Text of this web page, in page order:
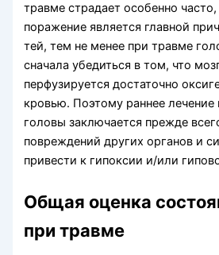
травме страдает особенно
поражение является главной
тей, тем не менее при травме
сначала убедиться в том, что
перфузируется достаточно
кровью. Поэтому раннее
голо­вы заключается прежде
поврежде­ний других органов и
привести к гипоксии и/или
Общая оценка
при травме